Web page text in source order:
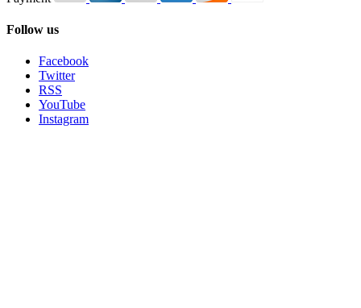
Follow us
Facebook
Twitter
RSS
YouTube
Instagram